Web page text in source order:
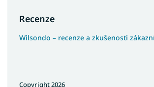
Recenze
Wilsondo – recenze a zkušenosti
Copyright 2026